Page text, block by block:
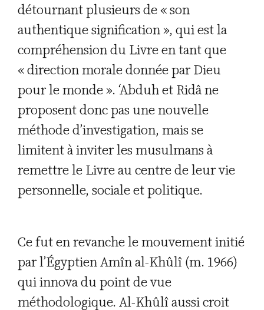
détournant plusieurs de « son
authentique signification », qui est la
compréhension du Livre en tant que
« direction morale donnée par Dieu
pour le monde ». ‘Abduh et Ridâ ne
proposent donc pas une nouvelle
méthode d’investigation, mais se
limitent à inviter les musulmans à
remettre le Livre au centre de leur vie
personnelle, sociale et politique.
Ce fut en revanche le mouvement initié
par l’Égyptien Amîn al-Khûlî (m. 1966)
qui innova du point de vue
méthodologique. Al-Khûlî aussi croit